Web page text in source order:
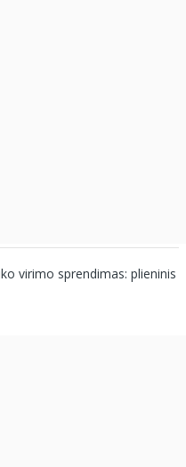
virimo sprendimas: plieninis